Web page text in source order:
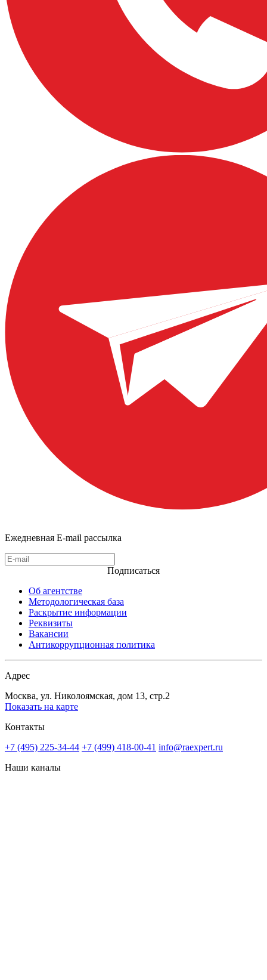
Ежедневная E-mail рассылка
Подписаться
Об агентстве
Методологическая база
Раскрытие информации
Реквизиты
Вакансии
Антикоррупционная политика
Адрес
Москва, ул. Николоямская, дом 13, стр.2
Показать на карте
Контакты
+7 (495) 225-34-44 +7 (499) 418-00-41 info@raexpert.ru
Наши каналы